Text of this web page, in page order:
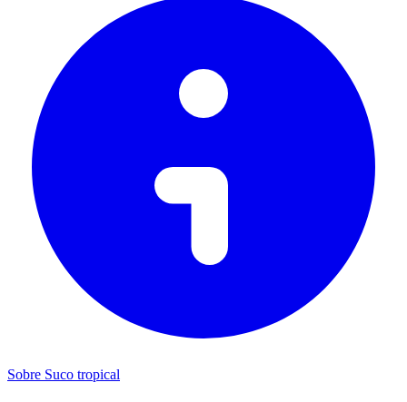
Sobre Suco tropical